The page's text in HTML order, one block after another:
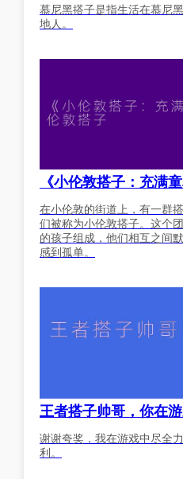
慕尼黑搭子是指生活在慕尼
地人。
《小伦敦搭子：充满
在小伦敦的街道上，有一群
们被称为小伦敦搭子。这个
的孩子组成，他们相互之间
感到孤单。
王者搭子帅哥，你在
谢谢夸奖，我在游戏中尽全
利。